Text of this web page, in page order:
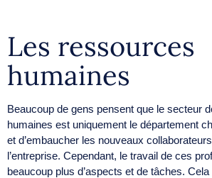
Les ressources
humaines
Beaucoup de gens pensent que le secteur
humaines est uniquement le département
et d’embaucher les nouveaux
l’entreprise. Cependant, le travail de ces
beaucoup plus d’aspects et de tâches.